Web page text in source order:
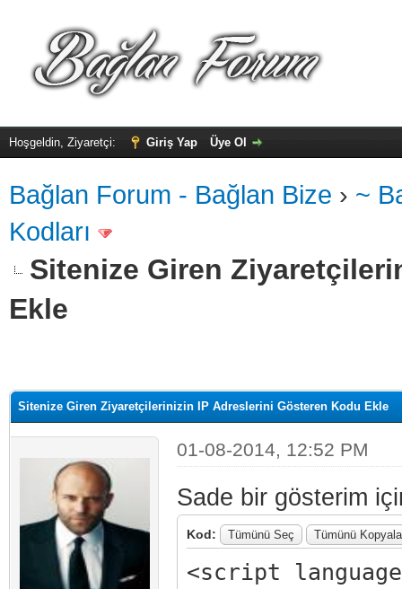
Hoşgeldin, Ziyaretçi: Giriş Yap Üye Ol
Bağlan Forum - Bağlan Bize › ~
Kodları
Sitenize Giren
Ekle
Sitenize Giren Ziyaretçilerinizin IP Adreslerini Gösteren Kodu Ekle
01-08-2014, 12:52 PM
Sade bir gösterim
Kod: Tümünü Seç Tümünü Kopyala
<script